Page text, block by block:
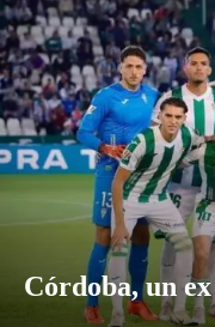
Córdoba, un